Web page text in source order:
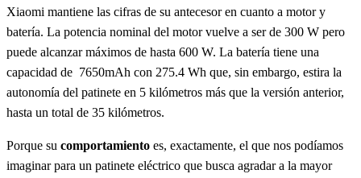
Xiaomi mantiene las cifras de su antecesor en cuanto a motor y
batería. La potencia nominal del motor vuelve a ser de 300 W pero
puede alcanzar máximos de hasta 600 W. La batería tiene una
capacidad de 7650mAh con 275.4 Wh que, sin embargo, estira la
autonomía del patinete en 5 kilómetros más que la versión anterior,
hasta un total de 35 kilómetros.
Porque su comportamiento es, exactamente, el que nos podíamos
imaginar para un patinete eléctrico que busca agradar a la mayor